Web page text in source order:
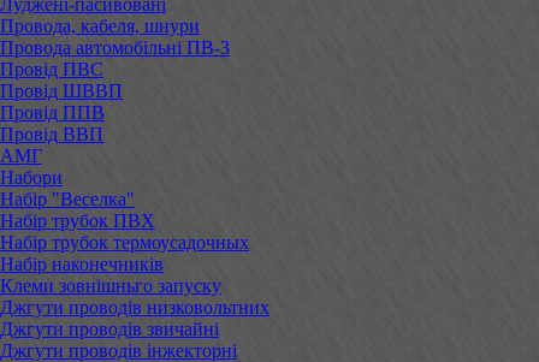
Провода, кабеля, шнури
Провода автомобільні ПВ-3
Провід ПВС
Провід ШВВП
Провід ППВ
Провід ВВП
АМГ
Набори
Набір "Веселка"
Набір трубок ПВХ
Набір трубок термоусадочных
Набір наконечників
Клеми зовнішньго запуску
Джгути проводів низковольтних
Джгути проводів звичайні
Джгути проводів інжекторні